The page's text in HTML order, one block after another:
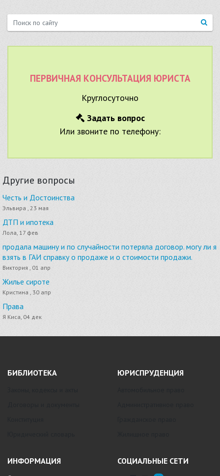
ПЕРВИЧНАЯ КОНСУЛЬТАЦИЯ ЮРИСТА
Круглосуточно
Задать вопрос
Или звоните по телефону:
Другие вопросы
Честь и Достоинства
Эльвира , 23 мая
ДТП и ипотека
Лола, 17 фев
продала машину и по случайности потеряла договор. могу ли я
взять в ГАИ справку о продаже и о стоимости продажи.
Виктория , 01 апр
Жилье сироте
Кристина , 30 апр
Права
Я Киса, 04 дек
БИБЛИОТЕКА ЮРИСПРУДЕНЦИЯ
ИНФОРМАЦИЯ СОЦИАЛЬНЫЕ СЕТИ